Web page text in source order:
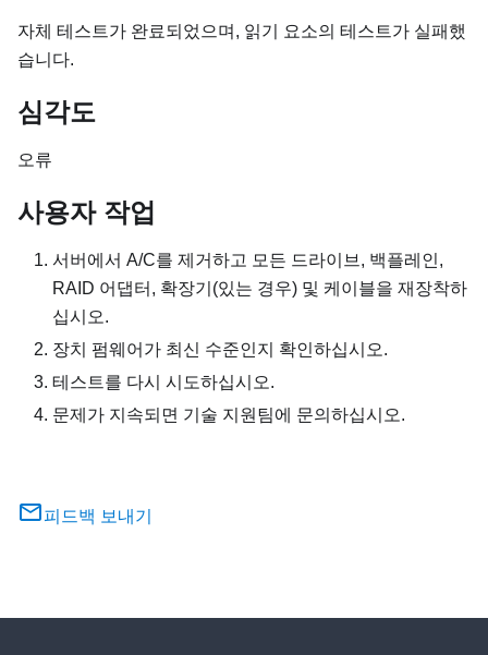
자체 테스트가 완료되었으며, 읽기 요소의 테스트가 실패했
습니다.
심각도
오류
사용자 작업
서버에서 A/C를 제거하고 모든 드라이브, 백플레인,
RAID 어댑터, 확장기(있는 경우) 및 케이블을 재장착하
십시오.
장치 펌웨어가 최신 수준인지 확인하십시오.
테스트를 다시 시도하십시오.
문제가 지속되면 기술 지원팀에 문의하십시오.
피드백 보내기